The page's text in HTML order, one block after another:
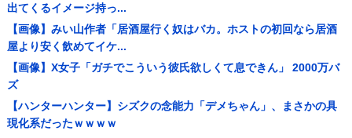
出てくるイメージ持っ...
【画像】みい山作者「居酒屋行く奴はバカ。ホストの初回なら居酒
屋より安く飲めてイケ...
【画像】X女子「ガチでこういう彼氏欲しくて息できん」 2000万バ
ズ
【ハンターハンター】シズクの念能力「デメちゃん」、まさかの具
現化系だったｗｗｗｗ